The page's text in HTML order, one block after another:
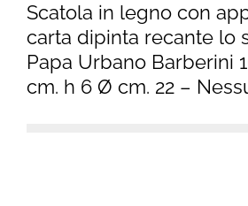
Scatola in legno con
carta dipinta recante lo
Papa Urbano Barberini
cm. h 6 Ø cm. 22 –